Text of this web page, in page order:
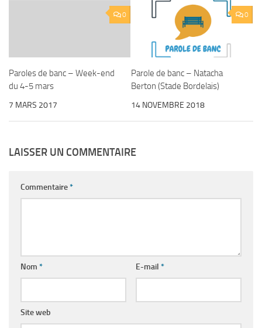
0
Paroles de banc – Week-end
du 4-5 mars
7 MARS 2017
0
Parole de banc – Natacha
Berton (Stade Bordelais)
14 NOVEMBRE 2018
LAISSER UN COMMENTAIRE
Commentaire*
Nom * E-mail *
Site web